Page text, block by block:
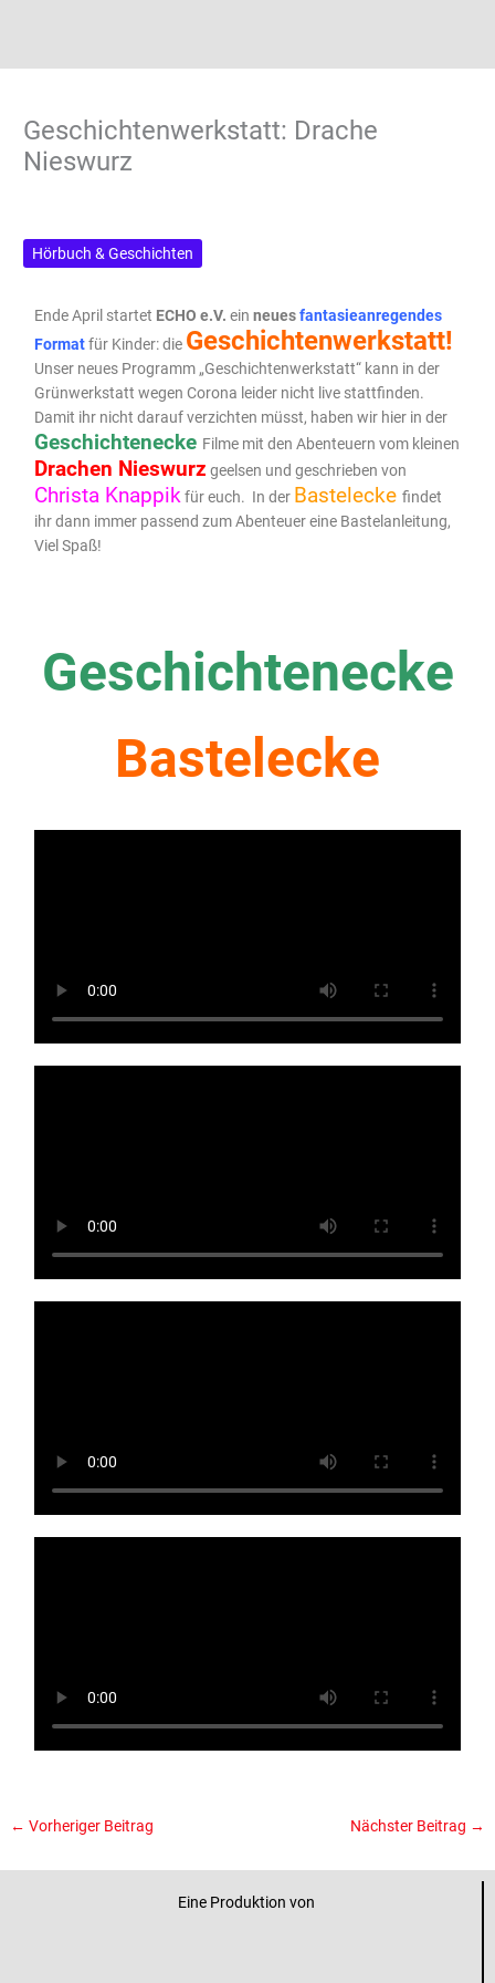
Geschichtenwerkstatt: Drache
Nieswurz
Hörbuch & Geschichten
Ende April startet ECHO e.V. einneuesfantasieanregendes
Formatfür Kinder: die Geschichtenwerkstatt!
Unser neues Programm „Geschichtenwerkstatt“ kann in der
Grünwerkstatt wegen Corona leider nicht live stattfinden.
Damit ihr nicht darauf verzichten müsst, haben wir hier in der
Geschichtenecke Filme mit den Abenteuern vom kleinen
Drachen Nieswurz geelsen und geschrieben von
Christa Knappikfür euch. In der Basteleckefindet
ihr dann immer passend zum Abenteuer eine Bastelanleitung,
Viel Spaß!
Geschichtenecke
Bastelecke
← Vorheriger Beitrag Nächster Beitrag →
Eine Produktion von